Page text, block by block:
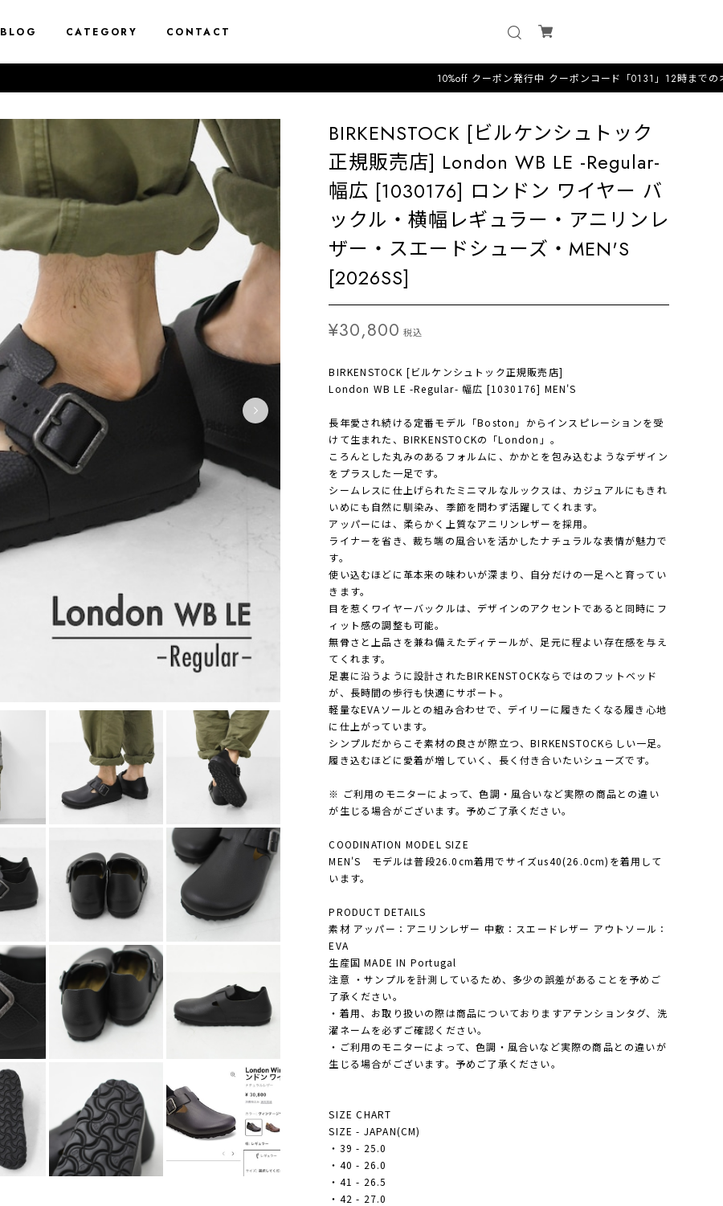
BLOG CATEGORY CONTACT
10%off クーポン発行中 クーポンコード「0131」12時までのオーダー
BIRKENSTOCK [ビルケンシュトック
正規販売店] London WB LE -Regular-
幅広 [1030176] ロンドン ワイヤー バ
ックル・横幅レギュラー・アニリンレ
ザー・スエードシューズ・MEN'S
[2026SS]
¥30,800 税込
BIRKENSTOCK [ビルケンシュトック正規販売店]
London WB LE -Regular- 幅広 [1030176] MEN'S
長年愛され続ける定番モデル「Boston」からインスピレーションを受
けて生まれた、BIRKENSTOCKの「London」。
ころんとした丸みのあるフォルムに、かかとを包み込むようなデザイン
をプラスした一足です。
シームレスに仕上げられたミニマルなルックスは、カジュアルにもきれ
いめにも自然に馴染み、季節を問わず活躍してくれます。
アッパーには、柔らかく上質なアニリンレザーを採用。
ライナーを省き、裁ち端の風合いを活かしたナチュラルな表情が魅力で
す。
使い込むほどに革本来の味わいが深まり、自分だけの一足へと育ってい
きます。
目を惹くワイヤーバックルは、デザインのアクセントであると同時にフ
ィット感の調整も可能。
無骨さと上品さを兼ね備えたディテールが、足元に程よい存在感を与え
てくれます。
足裏に沿うように設計されたBIRKENSTOCKならではのフットベッド
が、長時間の歩行も快適にサポート。
軽量なEVAソールとの組み合わせで、デイリーに履きたくなる履き心地
に仕上がっています。
シンプルだからこそ素材の良さが際立つ、BIRKENSTOCKらしい一足。
履き込むほどに愛着が増していく、長く付き合いたいシューズです。
※ ご利用のモニターによって、色調・風合いなど実際の商品との違い
が生じる場合がございます。予めご了承ください。
COODINATION MODEL SIZE
MEN'S モデルは普段26.0cm着用でサイズus40(26.0cm)を着用して
います。
PRODUCT DETAILS
素材 アッパー：アニリンレザー 中敷：スエードレザー アウトソール：
EVA
生産国 MADE IN Portugal
注意 ・サンプルを計測しているため、多少の誤差があることを予めご
了承ください。
・着用、お取り扱いの際は商品についておりますアテンションタグ、洗
濯ネームを必ずご確認ください。
・ご利用のモニターによって、色調・風合いなど実際の商品との違いが
生じる場合がございます。予めご了承ください。
SIZE CHART
SIZE - JAPAN(CM)
・39 - 25.0
・40 - 26.0
・41 - 26.5
・42 - 27.0